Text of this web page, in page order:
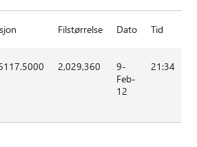
Filstørrelse Dato Tid
2,029,360
9-
Feb-
12
21:34